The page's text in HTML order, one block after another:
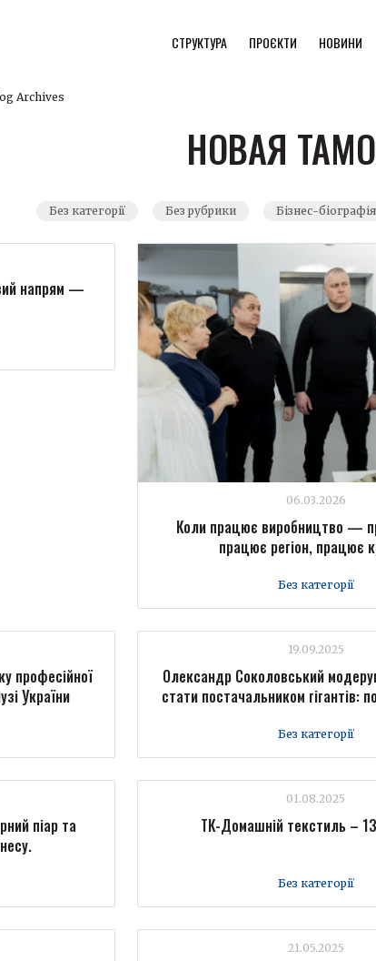
СТРУКТУРА ПРОЄКТИ НОВИНИ
Archives
НОВАЯ
Без категорії Без рубрики Бізнес-біографія
напрям —
06.03.2026
Коли працює виробництво —
працює регіон, працює
Без категорії
професійної
України
19.09.2025
Олександр Соколовський
стати постачальником гігантів: поради з перших
Без категорії
піар та
01.08.2025
ТК-Домашній текстиль –
Без категорії
21.05.2025